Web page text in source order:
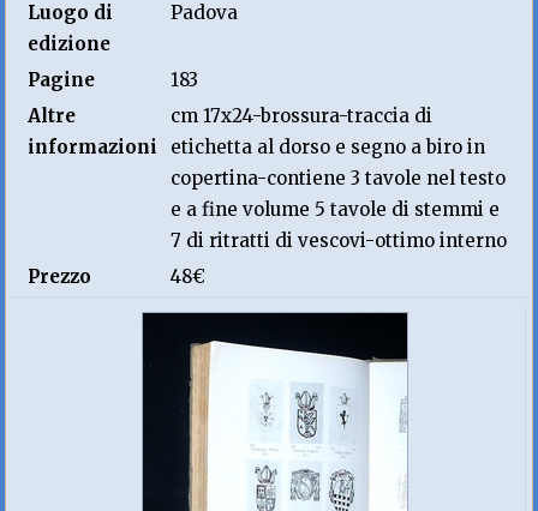
Luogo di
edizione
Padova
Pagine
183
Altre
informazioni
cm 17x24-brossura-traccia di
etichetta al dorso e segno a biro in
copertina-contiene 3 tavole nel testo
e a fine volume 5 tavole di stemmi e
7 di ritratti di vescovi-ottimo interno
Prezzo
48€